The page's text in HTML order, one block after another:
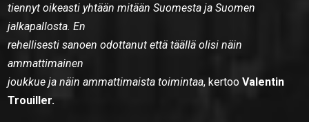
tiennyt oikeasti yhtään mitään Suomesta ja Suomen
jalkapallosta. En
rehellisesti sanoen odottanut että täällä olisi näin
ammattimainen
joukkue ja näin ammattimaista toimintaa, kertooValentin
Trouiller.